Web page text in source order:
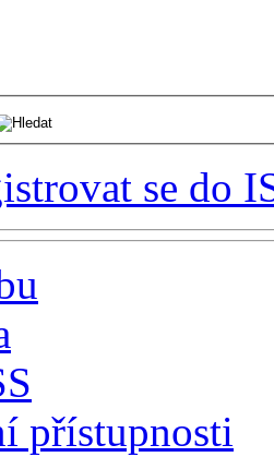
se do
přístupnosti